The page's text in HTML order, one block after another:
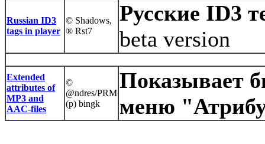
Russian ID3
tags in player
© Shadows,
® Rst7
Русские ID3
beta version
Extended
attributes of
MP3 and
AAC-files
©
@ndres/PRM
(p) bingk
Показывает
меню